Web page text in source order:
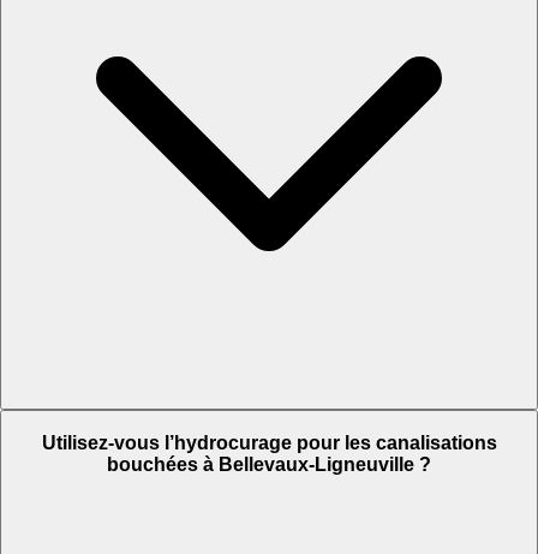
Utilisez-vous l’hydrocurage pour les canalisations
bouchées à Bellevaux-Ligneuville ?